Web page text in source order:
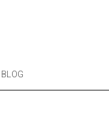
BLOG